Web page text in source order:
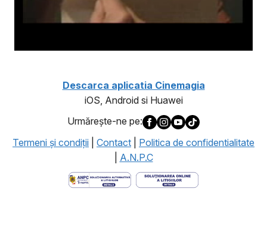
Descarca aplicatia Cinemagia
iOS, Android si Huawei
Urmăreşte-ne pe:
Termeni şi condiţii
Contact
Politica de confidentialitate
A.N.P.C